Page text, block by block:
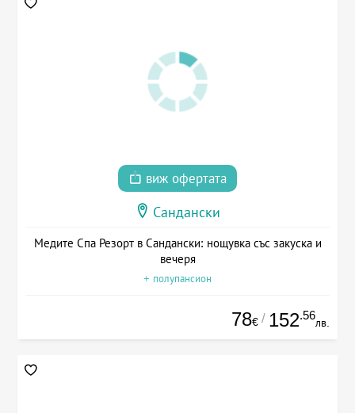
виж офертата
Сандански
Медите Спа Резорт в Сандански: нощувка със закуска и
вечеря
+ полупансион
78€ / 152.56
лв.